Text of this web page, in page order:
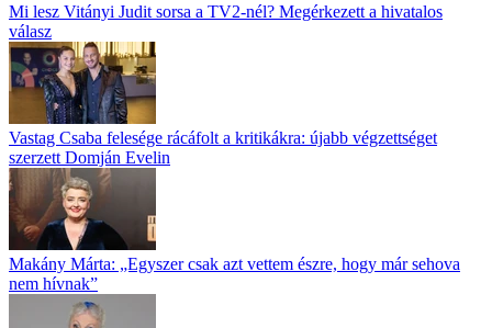
Mi lesz Vitányi Judit sorsa a TV2-nél? Megérkezett a hivatalos
válasz
Vastag Csaba felesége rácáfolt a kritikákra: újabb végzettséget
szerzett Domján Evelin
Makány Márta: „Egyszer csak azt vettem észre, hogy már sehova
nem hívnak”